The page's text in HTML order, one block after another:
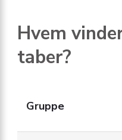
Hvem
taber?
Gruppe